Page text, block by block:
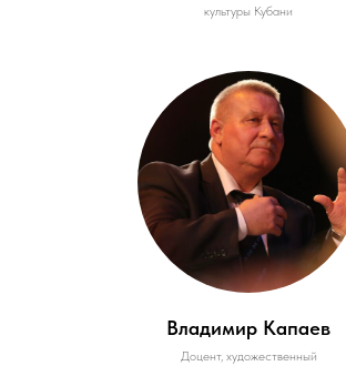
культуры Кубани
Владимир Капаев
Доцент, художественный